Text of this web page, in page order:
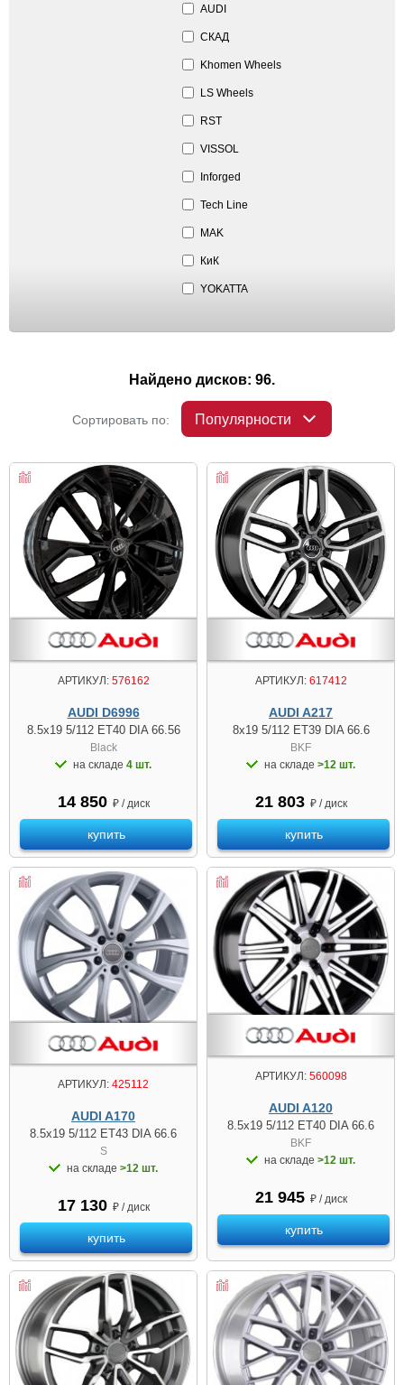
AUDI
СКАД
Khomen Wheels
LS Wheels
RST
VISSOL
Inforged
Tech Line
MAK
КиК
YOKATTA
Найдено дисков: 96.
Сортировать по: Популярности
АРТИКУЛ:576162
AUDI D6996
8.5x19 5/112 ET40 DIA 66.56
Black
на складе 4 шт.
14 850 ₽ / диск
купить
АРТИКУЛ:617412
AUDI A217
8x19 5/112 ET39 DIA 66.6
BKF
на складе >12 шт.
21 803 ₽ / диск
купить
АРТИКУЛ: 425112
AUDI A170
8.5x19 5/112 ET43 DIA 66.6
S
на складе >12 шт.
17 130 ₽ / диск
купить
АРТИКУЛ:560098
AUDI A120
8.5x19 5/112 ET40 DIA 66.6
BKF
на складе >12 шт.
21 945 ₽ / диск
купить